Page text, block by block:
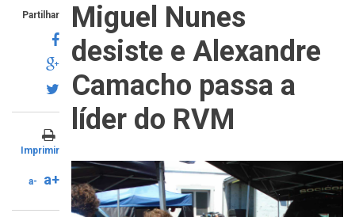
Partilhar
Imprimir
a- a+
Miguel Nunes
desiste e Alexandre
Camacho passa a
líder do RVM